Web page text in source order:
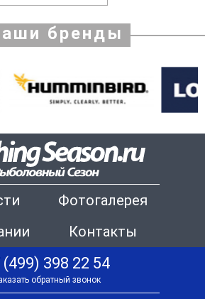
бренды
Фотогалерея
Контакты
(499) 398 22 54
обратный звонок